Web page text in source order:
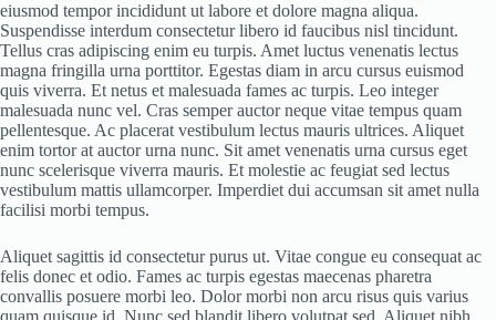
eiusmod tempor incididunt ut labore et dolore magna aliqua.
Suspendisse interdum consectetur libero id faucibus nisl tincidunt.
Tellus cras adipiscing enim eu turpis. Amet luctus venenatis lectus
magna fringilla urna porttitor. Egestas diam in arcu cursus euismod
quis viverra. Et netus et malesuada fames ac turpis. Leo integer
malesuada nunc vel. Cras semper auctor neque vitae tempus quam
pellentesque. Ac placerat vestibulum lectus mauris ultrices. Aliquet
enim tortor at auctor urna nunc. Sit amet venenatis urna cursus eget
nunc scelerisque viverra mauris. Et molestie ac feugiat sed lectus
vestibulum mattis ullamcorper. Imperdiet dui accumsan sit amet nulla
facilisi morbi tempus.
Aliquet sagittis id consectetur purus ut. Vitae congue eu consequat ac
felis donec et odio. Fames ac turpis egestas maecenas pharetra
convallis posuere morbi leo. Dolor morbi non arcu risus quis varius
quam quisque id. Nunc sed blandit libero volutpat sed. Aliquet nibh